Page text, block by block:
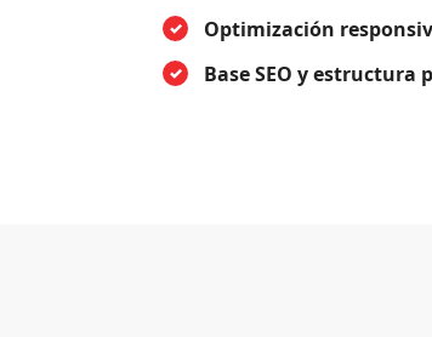
Optimización
Base SEO y estructura